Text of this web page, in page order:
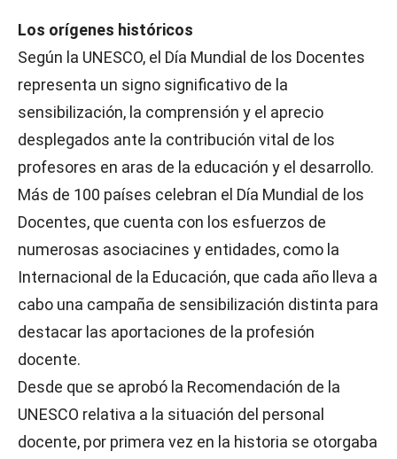
Los orígenes históricos
Según la UNESCO, el Día Mundial de los Docentes
representa un signo significativo de la
sensibilización, la comprensión y el aprecio
desplegados ante la contribución vital de los
profesores en aras de la educación y el desarrollo.
Más de 100 países celebran el Día Mundial de los
Docentes, que cuenta con los esfuerzos de
numerosas asociacines y entidades, como la
Internacional de la Educación, que cada año lleva a
cabo una campaña de sensibilización distinta para
destacar las aportaciones de la profesión
docente.
Desde que se aprobó la Recomendación de la
UNESCO relativa a la situación del personal
docente, por primera vez en la historia se otorgaba